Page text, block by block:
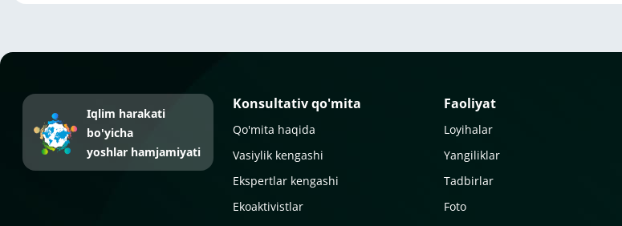
Iqlim harakati
bo'yicha
yoshlar hamjamiyati
Konsultativ qo'mita
Qo'mita haqida
Vasiylik kengashi
Ekspertlar kengashi
Ekoaktivistlar
Faoliyat
Loyihalar
Yangiliklar
Tadbirlar
Foto